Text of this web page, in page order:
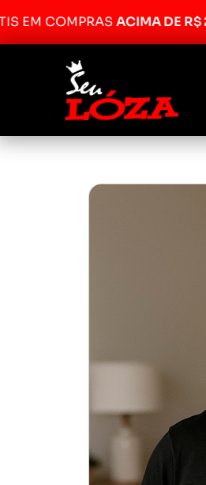
ACIMA DE R$ 249,90•